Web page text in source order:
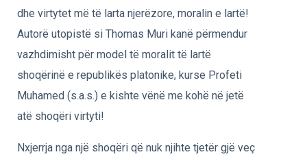
dhe virtytet më të larta njerëzore, moralin e lartë!
Autorë utopistë si Thomas Muri kanë përmendur
vazhdimisht për model të moralit të lartë
shoqërinë e republikës platonike, kurse Profeti
Muhamed (s.a.s.) e kishte vënë me kohë në jetë
atë shoqëri virtyti!
Nxjerrja nga një shoqëri që nuk njihte tjetër gjë veç